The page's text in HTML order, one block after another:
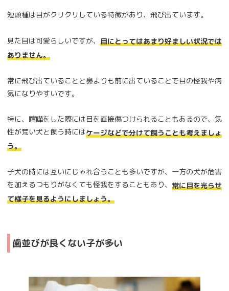
短頭種は目がクリクリしている特徴があり、飛び出ています。
見た目は可愛らしいですが、 目にとってはあまり好ましい状況では
ありません。
常に飛び出ていることと鼻よりも前に出ていることで目の怪我や病
気になりやすいです。
特に、喧嘩をした際には目を直接傷つけられることもあるので、気
性が荒い犬と飼う時にはケージなどで分けて飼うことも考えましょ
う。
子犬の時には互いにじゃれ合うことも多いですが、一方の犬が危害
を加えるつもりがなくても怪我をすることもあり、 常に目を光らせ
て様子を見るようにしましょう。
歯並びが良くない子が多い